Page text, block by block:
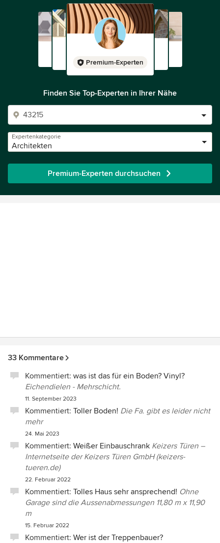
Premium-Experten
Finden Sie Top-Experten in Ihrer Nähe
Expertenkategorie
Architekten
Premium-Experten durchsuchen
33 Kommentare
Kommentiert: was ist das für ein Boden? Vinyl?
Eichendielen - Mehrschicht.
11. September 2023
Kommentiert: Toller Boden! Die Fa. gibt es leider nicht
mehr
24. Mai 2023
Kommentiert: Weißer Einbauschrank Keizers Türen –
Internetseite der Keizers Türen GmbH (keizers-
tueren.de)
22. Februar 2022
Kommentiert: Tolles Haus sehr ansprechend! Ohne
Garage sind die Aussenabmessungen 11,80 m x 11,90
m
15. Februar 2022
Kommentiert: Wer ist der Treppenbauer?